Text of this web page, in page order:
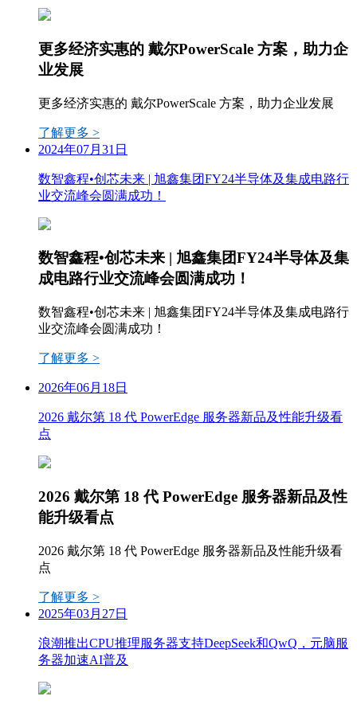
更多经济实惠的 戴尔PowerScale 方案，助力企
业发展
更多经济实惠的 戴尔PowerScale 方案，助力企业发展
了解更多 >
2024年07月31日
数智鑫程•创芯未来 | 旭鑫集团FY24半导体及集成电路行
业交流峰会圆满成功！
数智鑫程•创芯未来 | 旭鑫集团FY24半导体及集
成电路行业交流峰会圆满成功！
数智鑫程•创芯未来 | 旭鑫集团FY24半导体及集成电路行
业交流峰会圆满成功！
了解更多 >
2026年06月18日
2026 戴尔第 18 代 PowerEdge 服务器新品及性能升级看
点
2026 戴尔第 18 代 PowerEdge 服务器新品及性
能升级看点
2026 戴尔第 18 代 PowerEdge 服务器新品及性能升级看
点
了解更多 >
2025年03月27日
浪潮推出CPU推理服务器支持DeepSeek和QwQ，元脑服
务器加速AI普及